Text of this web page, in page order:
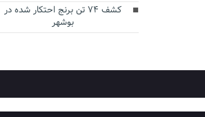
کشف ۷۴ تن برنج احتکار شده در
بوشهر